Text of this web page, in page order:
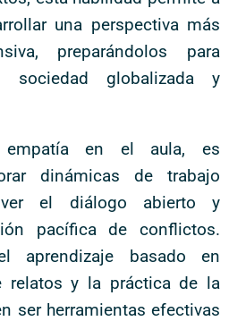
una perspectiva más
preparándolos para
sociedad globalizada y
empatía en el aula, es
dinámicas de trabajo
el diálogo abierto y
pacífica de conflictos.
aprendizaje basado en
relatos y la práctica de la
ser herramientas efectivas